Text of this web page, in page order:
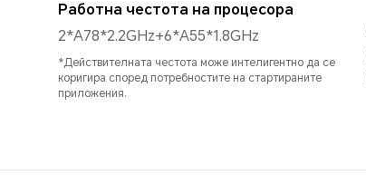
Работна честота на процесора
2*A78*2.2GHz+6*A55*1.8GHz
*Действителната честота може интелигентно да се
коригира според потребностите на стартираните
приложения.